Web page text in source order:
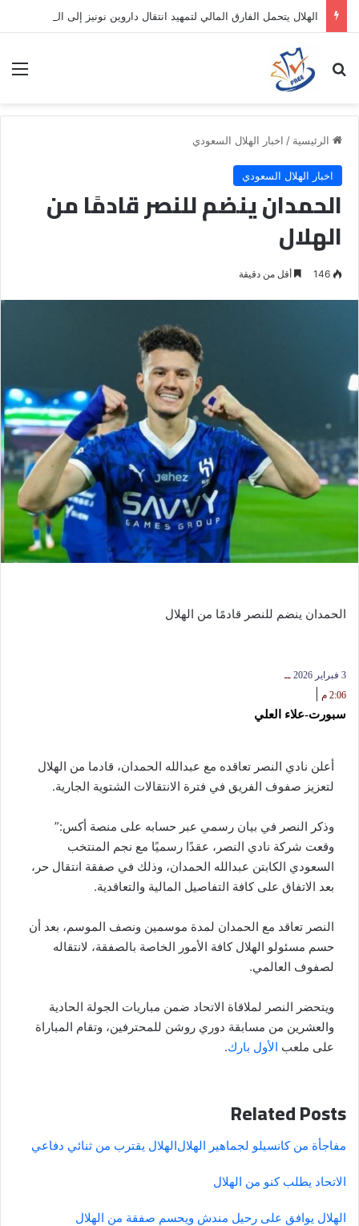
بحث عن
الرئيسية / اخبار الهلال السعودي
اخبار الهلال السعودي
الحمدان ينضم للنصر قادمًا من
الهلال
146 أقل من دقيقة
الحمدان ينضم للنصر قادمًا من الهلال
3 فبراير 2026
2:06 م
سبورت-علاء العلي
أعلن نادي النصر تعاقده مع عبدالله الحمدان، قادما من الهلال
لتعزيز صفوف الفريق في فترة الانتقالات الشتوية الجارية.
وذكر النصر في بيان رسمي عبر حسابه على منصة أكس:”
وقعت شركة نادي النصر، عقدًا رسميًا مع نجم المنتخب
السعودي الكابتن عبدالله الحمدان، وذلك في صفقة انتقال حر،
بعد الاتفاق على كافة التفاصيل المالية والتعاقدية.
النصر تعاقد مع الحمدان لمدة موسمين ونصف الموسم، بعد أن
حسم مسئولو الهلال كافة الأمور الخاصة بالصفقة، لانتقاله
لصفوف العالمي.
ويتحضر النصر لملاقاة الاتحاد ضمن مباريات الجولة الحادية
والعشرين من مسابقة دوري روشن للمحترفين، وتقام المباراة
على ملعب الأول بارك.
Related Posts
مفاجأة من كانسيلو لجماهير الهلالالهلال يقترب من ثنائي دفاعي
الاتحاد يطلب كنو من الهلال
الهلال يوافق على رحيل مندش ويحسم صفقة من الهلال